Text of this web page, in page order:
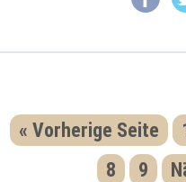
« Vorherige Seite
8
9